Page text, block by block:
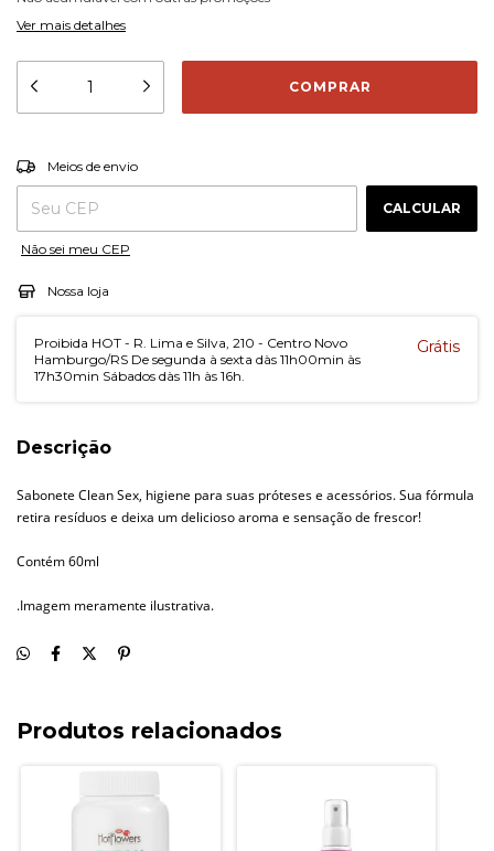
Ver mais detalhes
Entregas para o CEP:
Meios de envio
CALCULAR
Não sei meu CEP
Nossa loja
Proibida HOT - R. Lima e Silva, 210 - Centro Novo
Hamburgo/RS De segunda à sexta dàs 11h00min às
17h30min Sábados dàs 11h às 16h.
Grátis
Descrição
Sabonete Clean Sex, higiene para suas próteses e acessórios. Sua fórmula
retira resíduos e deixa um delicioso aroma e sensação de frescor!
Contém 60ml
.Imagem meramente ilustrativa.
Produtos relacionados